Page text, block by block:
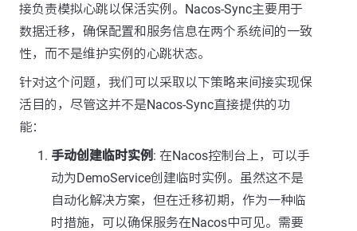
接负责模拟心跳以保活实例。Nacos-Sync主要用于
数据迁移，确保配置和服务信息在两个系统间的一致
性，而不是维护实例的心跳状态。
针对这个问题，我们可以采取以下策略来间接实现保
活目的，尽管这并不是Nacos-Sync直接提供的功
能：
手动创建临时实例: 在Nacos控制台上，可以手
动为DemoService创建临时实例。虽然这不是
自动化解决方案，但在迁移初期，作为一种临
时措施，可以确保服务在Nacos中可见。需要